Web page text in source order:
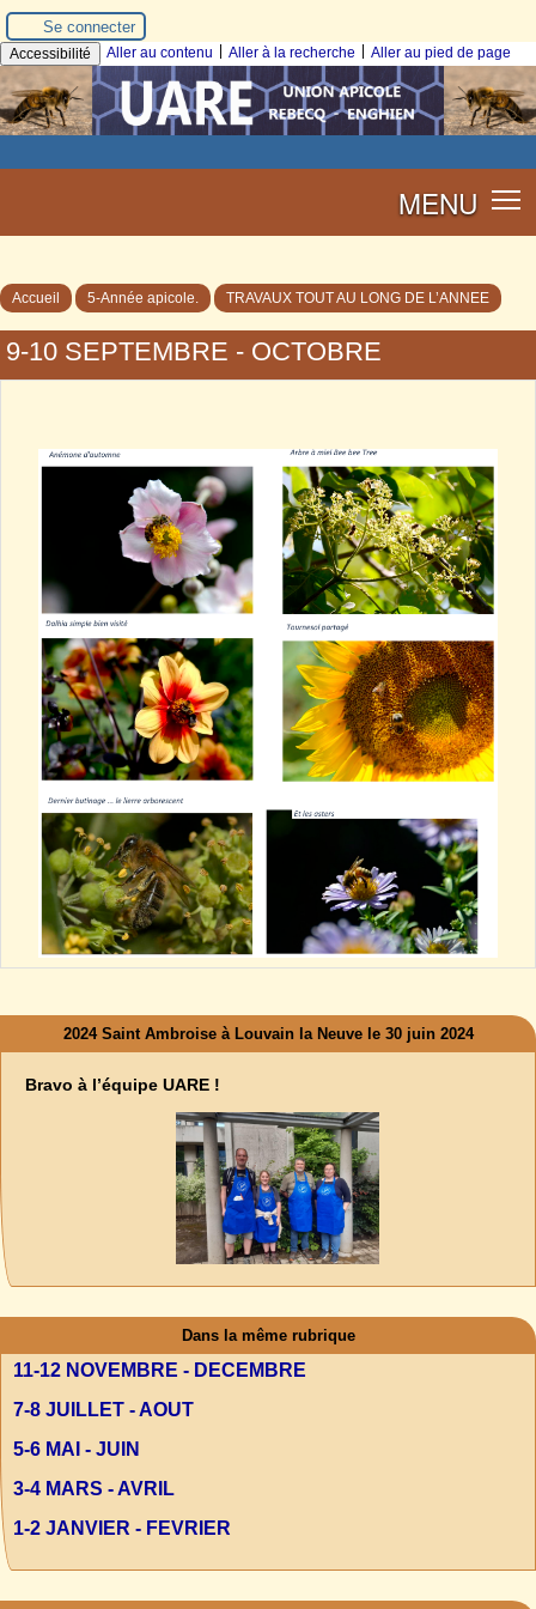
Se connecter
Accessibilité Aller au contenu Aller à la recherche Aller au pied de page
MENU
Accueil 5-Année apicole. TRAVAUX TOUT AU LONG DE L’ANNEE
9-10 SEPTEMBRE - OCTOBRE
2024 Saint Ambroise à Louvain la Neuve le 30 juin 2024
Bravo à l’équipe UARE !
Dans la même rubrique
11-12 NOVEMBRE - DECEMBRE
7-8 JUILLET - AOUT
5-6 MAI - JUIN
3-4 MARS - AVRIL
1-2 JANVIER - FEVRIER